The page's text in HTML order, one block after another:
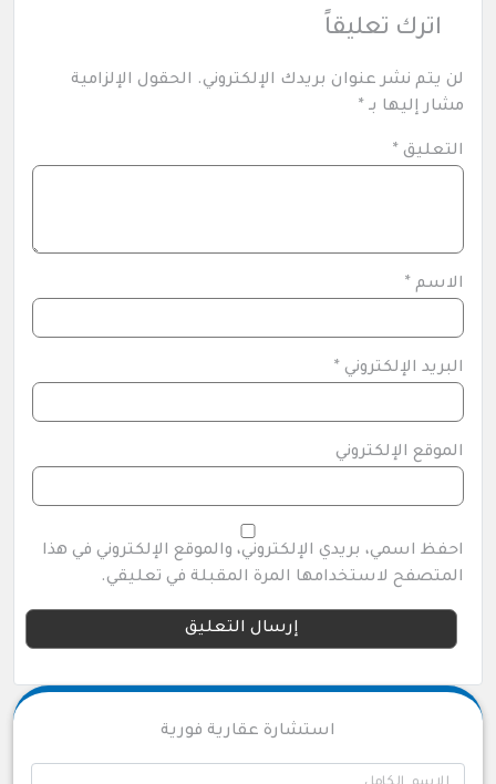
اترك تعليقاً
لن يتم نشر عنوان بريدك الإلكتروني. الحقول الإلزامية
مشار إليها بـ *
التعليق *
الاسم *
البريد الإلكتروني *
الموقع الإلكتروني
احفظ اسمي، بريدي الإلكتروني، والموقع الإلكتروني في هذا
المتصفح لاستخدامها المرة المقبلة في تعليقي.
استشارة عقارية فورية